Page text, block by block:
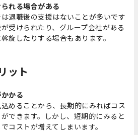
れる場合がある
退職後の支援はないことが多いです
受けられたり、グループ会社がある
旋したりする場合もあります。
ット
かる
めることから、長期的にみればコス
できます。しかし、短期的にみると
コストが増えてしまいます。